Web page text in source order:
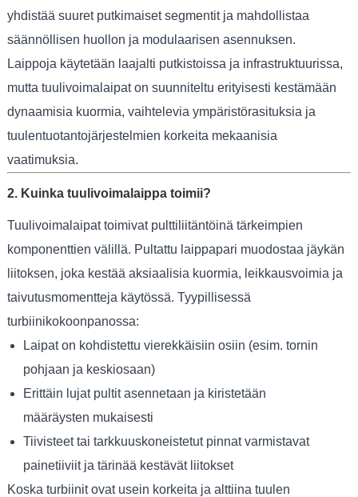
yhdistää suuret putkimaiset segmentit ja mahdollistaa
säännöllisen huollon ja modulaarisen asennuksen.
Laippoja käytetään laajalti putkistoissa ja infrastruktuurissa,
mutta tuulivoimalaipat on suunniteltu erityisesti kestämään
dynaamisia kuormia, vaihtelevia ympäristörasituksia ja
tuulentuotantojärjestelmien korkeita mekaanisia
vaatimuksia.
2. Kuinka tuulivoimalaippa toimii?
Tuulivoimalaipat toimivat pulttiliitäntöinä tärkeimpien
komponenttien välillä. Pultattu laippapari muodostaa jäykän
liitoksen, joka kestää aksiaalisia kuormia, leikkausvoimia ja
taivutusmomentteja käytössä. Tyypillisessä
turbiinikokoonpanossa:
Laipat on kohdistettu vierekkäisiin osiin (esim. tornin
pohjaan ja keskiosaan)
Erittäin lujat pultit asennetaan ja kiristetään
määräysten mukaisesti
Tiivisteet tai tarkkuuskoneistetut pinnat varmistavat
painetiiviit ja tärinää kestävät liitokset
Koska turbiinit ovat usein korkeita ja alttiina tuulen